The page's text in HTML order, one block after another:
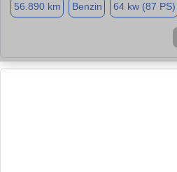
56.890 km Benzin 64 kw (87 PS)